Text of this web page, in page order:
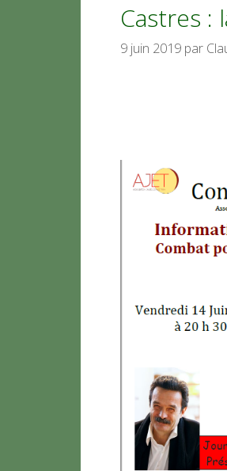
Castres :
9 juin 2019 par